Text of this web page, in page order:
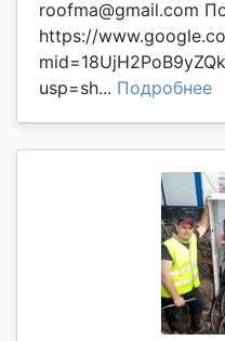
roofma@gmail.com
https://
usp=sh... Подробнее